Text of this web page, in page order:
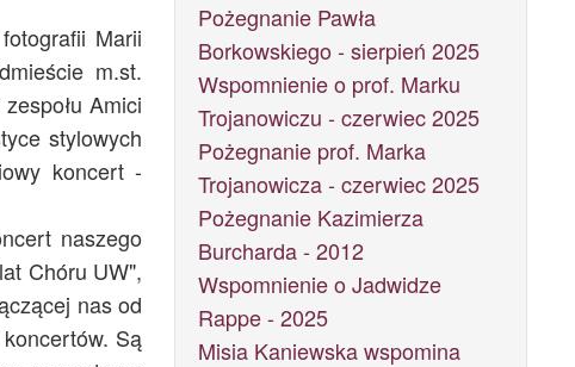
Marii
m.st.
Amici
stylowych
koncert -
naszego
Chóru UW",
nas od
Są
Pożegnanie Pawła
Borkowskiego - sierpień 2025
Wspomnienie o prof. Marku
Trojanowiczu - czerwiec 2025
Pożegnanie prof. Marka
Trojanowicza - czerwiec 2025
Pożegnanie Kazimierza
Burcharda - 2012
Wspomnienie o Jadwidze
Rappe - 2025
Misia Kaniewska wspomina